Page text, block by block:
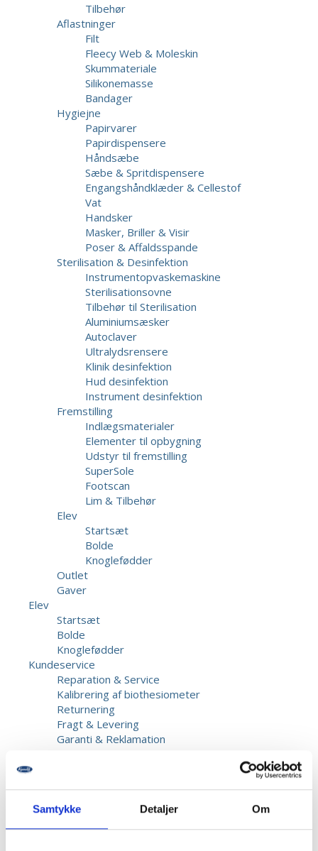
Samtykke Detaljer Om
Tilbehør
Aflastninger
Filt
Fleecy Web & Moleskin
Skummateriale
Silikonemasse
Bandager
Hygiejne
Papirvarer
Papirdispensere
Håndsæbe
Sæbe & Spritdispensere
Engangshåndklæder & Cellestof
Vat
Handsker
Masker, Briller & Visir
Poser & Affaldsspande
Sterilisation & Desinfektion
Instrumentopvaskemaskine
Sterilisationsovne
Tilbehør til Sterilisation
Aluminiumsæsker
Autoclaver
Ultralydsrensere
Klinik desinfektion
Hud desinfektion
Instrument desinfektion
Fremstilling
Indlægsmaterialer
Elementer til opbygning
Udstyr til fremstilling
SuperSole
Footscan
Lim & Tilbehør
Elev
Startsæt
Bolde
Knoglefødder
Outlet
Gaver
Elev
Startsæt
Bolde
Knoglefødder
Kundeservice
Reparation & Service
Kalibrering af biothesiometer
Returnering
Fragt & Levering
Garanti & Reklamation
Opret bruger
Kontakt os